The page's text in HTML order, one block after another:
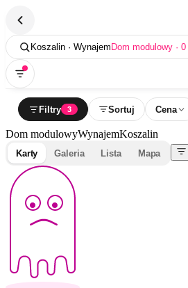
Koszalin · Wynajem Dom modulowy ·
Filtry 3 Sortuj Cena
Dom modulowyWynajemKoszalin
Karty Galeria Lista Mapa